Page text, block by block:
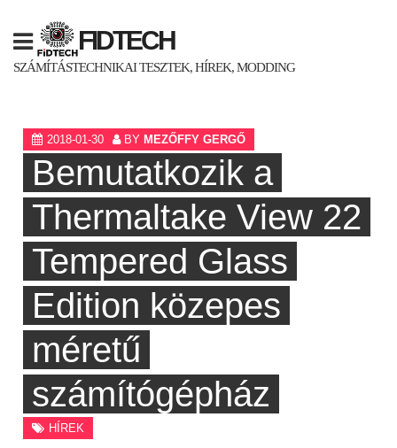
content
FIDTECH
SZÁMÍTÁSTECHNIKAI TESZTEK, HÍREK, MODDING
2018-01-30 BY MEZŐFFY GERGŐ
Bemutatkozik a
Thermaltake View 22
Tempered Glass
Edition közepes
méretű
számítógépház
HÍREK